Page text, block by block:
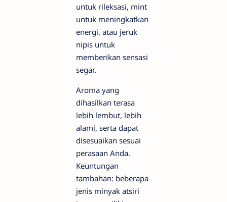
untuk rileksasi, mint
untuk meningkatkan
energi, atau jeruk
nipis untuk
memberikan sensasi
segar.
Aroma yang
dihasilkan terasa
lebih lembut, lebih
alami, serta dapat
disesuaikan sesuai
perasaan Anda.
Keuntungan
tambahan: beberapa
jenis minyak atsiri